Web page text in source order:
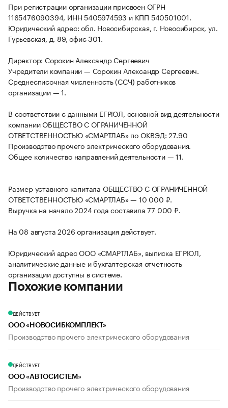
При регистрации организации присвоен ОГРН
1165476090394, ИНН 5405974593 и КПП 540501001.
Юридический адрес: обл. Новосибирская, г. Новосибирск, ул.
Гурьевская, д. 89, офис 301.
Директор: Сорокин Александр Сергеевич
Учредители компании — Сорокин Александр Сергеевич.
Среднесписочная численность (ССЧ) работников
организации — 1.
В соответствии с данными ЕГРЮЛ, основной вид деятельности
компании ОБЩЕСТВО С ОГРАНИЧЕННОЙ
ОТВЕТСТВЕННОСТЬЮ «СМАРТЛАБ» по ОКВЭД: 27.90
Производство прочего электрического оборудования.
Общее количество направлений деятельности — 11.
Размер уставного капитала ОБЩЕСТВО С ОГРАНИЧЕННОЙ
ОТВЕТСТВЕННОСТЬЮ «СМАРТЛАБ» — 10 000 ₽.
Выручка на начало 2024 года составила 77 000 ₽.
На 08 августа 2026 организация действует.
Юридический адрес ООО «СМАРТЛАБ», выписка ЕГРЮЛ,
аналитические данные и бухгалтерская отчетность
организации доступны в системе.
Похожие компании
ДЕЙСТВУЕТ
ООО «НОВОСИБКОМПЛЕКТ»
Производство прочего электрического оборудования
ДЕЙСТВУЕТ
ООО «АВТОСИСТЕМ»
Производство прочего электрического оборудования